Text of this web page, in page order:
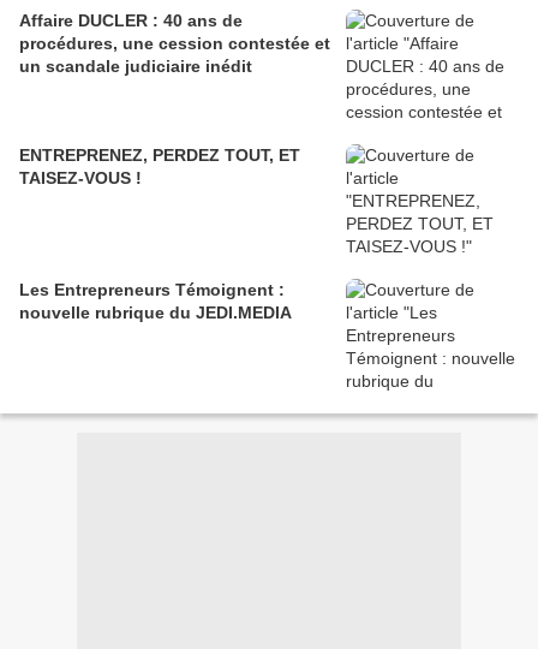
Affaire DUCLER : 40 ans de
procédures, une cession contestée et
un scandale judiciaire inédit
ENTREPRENEZ, PERDEZ TOUT, ET
TAISEZ-VOUS !
Les Entrepreneurs Témoignent :
nouvelle rubrique du JEDI.MEDIA